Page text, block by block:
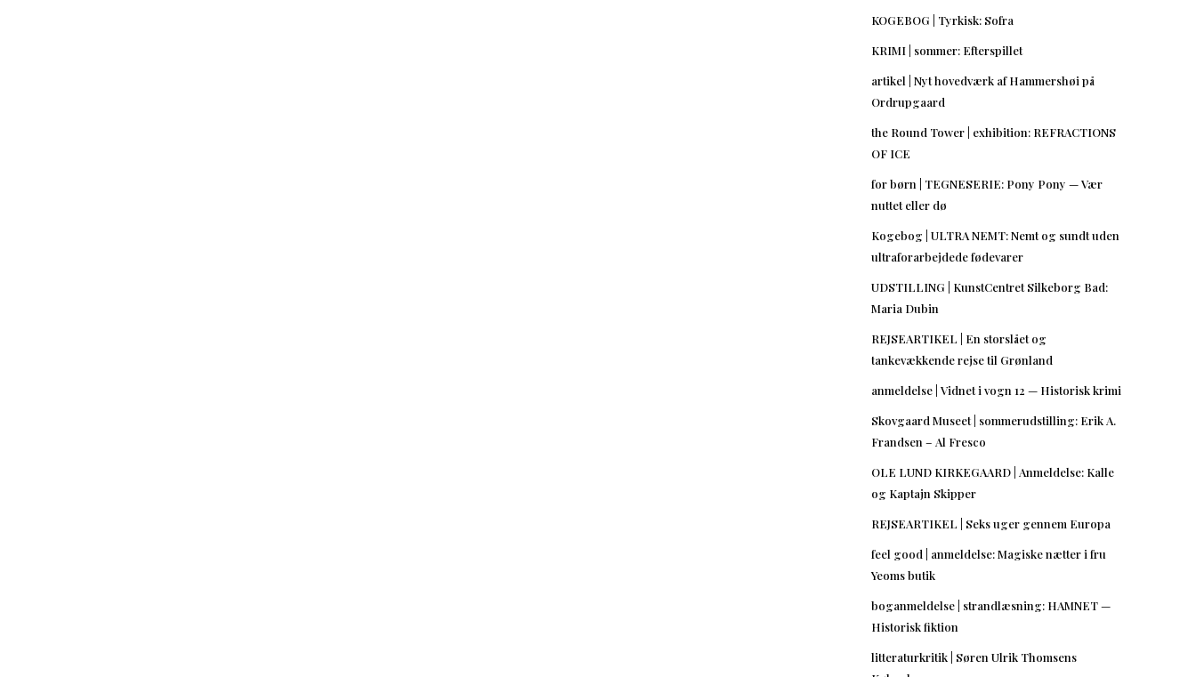
KOGEBOG | Tyrkisk: Sofra
KRIMI | sommer: Efterspillet
artikel | Nyt hovedværk af Hammershøi på
Ordrupgaard
the Round Tower | exhibition: REFRACTIONS
OF ICE
for børn | TEGNESERIE: Pony Pony — Vær
nuttet eller dø
Kogebog | ULTRA NEMT: Nemt og sundt uden
ultraforarbejdede fødevarer
UDSTILLING | KunstCentret Silkeborg Bad:
Maria Dubin
REJSEARTIKEL | En storslået og
tankevækkende rejse til Grønland
anmeldelse | Vidnet i vogn 12 — Historisk krimi
Skovgaard Museet | sommerudstilling: Erik A.
Frandsen – Al Fresco
OLE LUND KIRKEGAARD | Anmeldelse: Kalle
og Kaptajn Skipper
REJSEARTIKEL | Seks uger gennem Europa
feel good | anmeldelse: Magiske nætter i fru
Yeoms butik
boganmeldelse | strandlæsning: HAMNET —
Historisk fiktion
litteraturkritik | Søren Ulrik Thomsens